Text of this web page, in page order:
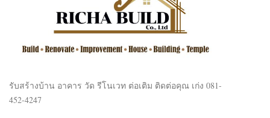
รับสร้างบ้าน อาคาร วัด รีโนเวท ต่อเติม ติดต่อคุณ เก่ง 081-
452-4247